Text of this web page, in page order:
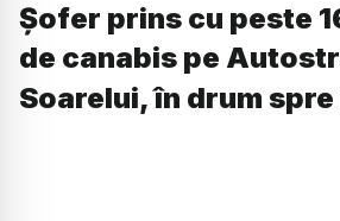
Șofer prins cu peste
de canabis pe
Soarelui, în drum